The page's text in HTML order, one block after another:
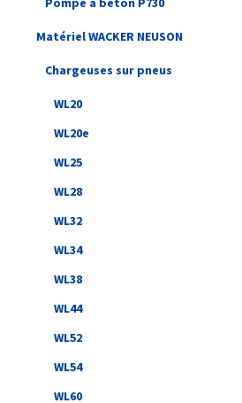
Matériel WACKER NEUSON
Chargeuses sur pneus
WL20
WL20e
WL25
WL28
WL32
WL34
WL38
WL44
WL52
WL54
WL60